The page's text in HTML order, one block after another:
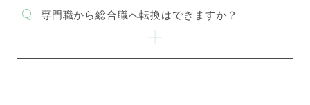
専門職から総合職へ転換はできますか？